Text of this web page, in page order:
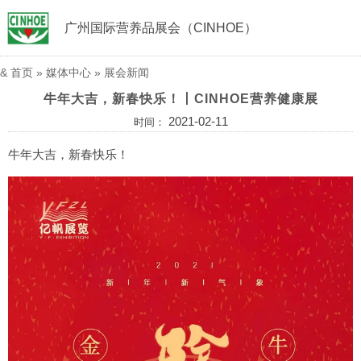
广州国际营养品展会（CINHOE）
& 首页 » 媒体中心 » 展会新闻
牛年大吉，新春快乐！丨CINHOE营养健康展
时间： 2021-02-11
牛年大吉，新春快乐！